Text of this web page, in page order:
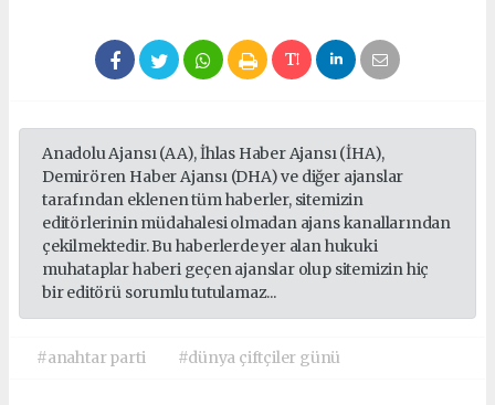
Anadolu Ajansı (AA), İhlas Haber Ajansı (İHA),
Demirören Haber Ajansı (DHA) ve diğer ajanslar
tarafından eklenen tüm haberler, sitemizin
editörlerinin müdahalesi olmadan ajans kanallarından
çekilmektedir. Bu haberlerde yer alan hukuki
muhataplar haberi geçen ajanslar olup sitemizin hiç
bir editörü sorumlu tutulamaz...
#anahtar parti #dünya çiftçiler günü